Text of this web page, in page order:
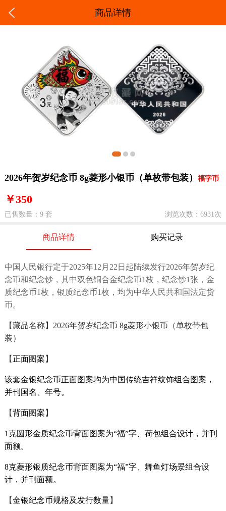
商品详情
2026年贺岁纪念币 8g菱形小银币（单枚带包装） 福字币
￥350
已售数量：9 套 浏览次数：6931次
商品详情 购买记录
中国人民银行定于2025年12月22日起陆续发行2026年贺岁纪
念币和纪念钞，其中双色铜合金纪念币1枚，纪念钞1张，金
质纪念币1枚，银质纪念币1枚，均为中华人民共和国法定货
币。
【藏品名称】2026年贺岁纪念币 8g菱形小银币（单枚带包
装）
【 正面图案 】
该套金银纪念币正面图案均为中国传统吉祥纹饰组合图案，
并刊国名、年号。
【背面图案 】
1克圆形金质纪念币背面图案为“福”字、荷包组合设计，并刊
面额。
8克菱形银质纪念币背面图案为“福”字、舞鱼灯场景组合设
计，并刊面额。
【金银纪念币规格及发行数量】